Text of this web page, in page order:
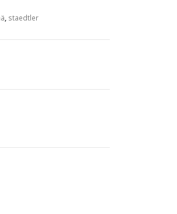
, staedtler